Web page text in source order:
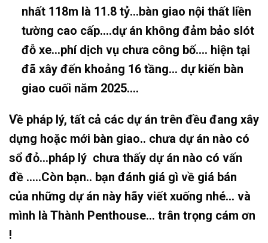
nhất 118m là 11.8 tỷ…bàn giao nội thất liền
tường cao cấp….dự án không đảm bảo slót
đỗ xe…phí dịch vụ chưa công bố…. hiện tại
đã xây đến khoảng 16 tầng… dự kiến bàn
giao cuối năm 2025….
Về pháp lý, tất cả các dự án trên đều đang xây
dựng hoặc mới bàn giao.. chưa dự án nào có
sổ đỏ…pháp lý chưa thấy dự án nào có vấn
đề …..Còn bạn.. bạn đánh giá gì về giá bán
của những dự án này hãy viết xuống nhé… và
mình là Thành Penthouse… trân trọng cám ơn
!